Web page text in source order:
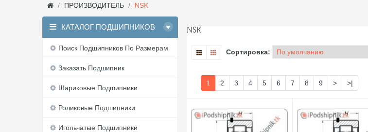
ПРОИЗВОДИТЕЛЬ NSK
КАТАЛОГ ПОДШИПНИКОВ
Поиск Подшипников По Размерам
Заказать Подшипник
Шариковые Подшипники
Роликовые Подшипники
Игольчатые Подшипники
NSK
Сортировка:
1 2 3 4 5 6 7 8 9 > >|